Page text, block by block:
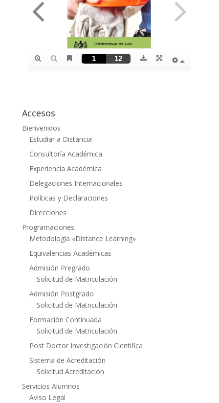
Accesos
Bienvenidos
Estudiar a Distancia
Consultoría Académica
Experiencia Académica
Delegaciones Internacionales
Políticas y Declaraciones
Direcciones
Programaciones
Metodología «Distance Learning»
Equivalencias Académicas
Admisión Pregrado
Solicitud de Matriculación
Admisión Postgrado
Solicitud de Matriculación
Formación Continuada
Solicitud de Matriculación
Post Doctor Investigación Cientifica
Sistema de Acreditación
Solicitud Acreditación
Servicios Alumnos
Aviso Legal